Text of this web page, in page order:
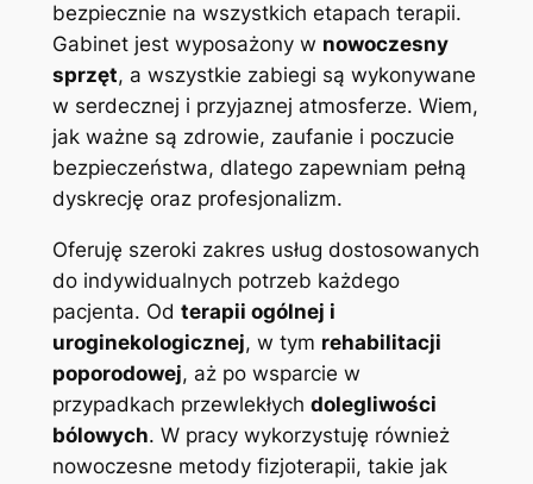
bezpiecznie na wszystkich etapach terapii.
Gabinet jest wyposażony w nowoczesny
sprzęt, a wszystkie zabiegi są wykonywane
w serdecznej i przyjaznej atmosferze. Wiem,
jak ważne są zdrowie, zaufanie i poczucie
bezpieczeństwa, dlatego zapewniam pełną
dyskrecję oraz profesjonalizm.
Oferuję szeroki zakres usług dostosowanych
do indywidualnych potrzeb każdego
pacjenta. Od terapii ogólnej i
uroginekologicznej, w tym rehabilitacji
poporodowej, aż po wsparcie w
przypadkach przewlekłych dolegliwości
bólowych. W pracy wykorzystuję również
nowoczesne metody fizjoterapii, takie jak